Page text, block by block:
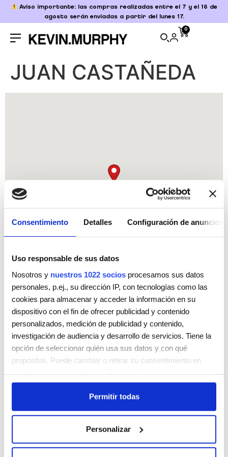
Consentimiento Detalles Configuración de anuncios
Uso responsable de sus datos
Nosotros y nuestros 1022 socios procesamos sus datos
personales, p.ej., su dirección IP, con tecnologías como las
cookies para almacenar y acceder la información en su
dispositivo con el fin de ofrecer publicidad y contenido
personalizados, medición de publicidad y contenido,
investigación de audiencia y desarrollo de servicios. Tiene la
opción de seleccionar quién usa sus datos y con qué
propósitos. Puede cambiar o retirar su consentimiento en
clicando en el Menú de consentimiento.
Si lo permite, también quisiéramos:
que puede tener una precisión de varios metros
Identificar su dispositivo analizándolo activamente
Permitir todas
Personalizar
Aviso importante: las compras realizadas entre el 7 y el 16 de
agosto serán enviadas a partir del lunes 17.
0
JUAN CASTAÑEDA
JUAN CASTAÑEDA
Calle de Robayna, 13
Santa Cruz de TenerifeSanta Cruz de Tenerife38003
ESPAÑA
Teléfono: 922290046
Lunes
9:00 AM - 5:00 PM
Martes
9:00 AM - 5:00 PM
9:00 AM - 5:00 PM
Viernes
9:00 AM - 5:00 PM